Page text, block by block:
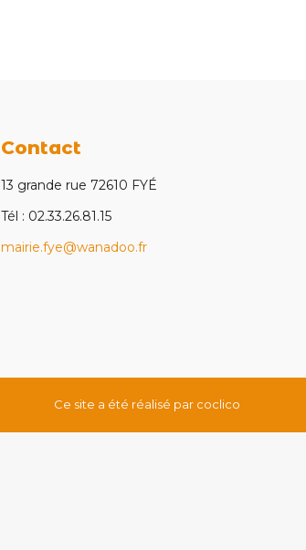
Contact
13 grande rue 72610 FYÉ
Tél : 02.33.26.81.15
mairie.fye@wanadoo.fr
Ce site a été réalisé par coclico